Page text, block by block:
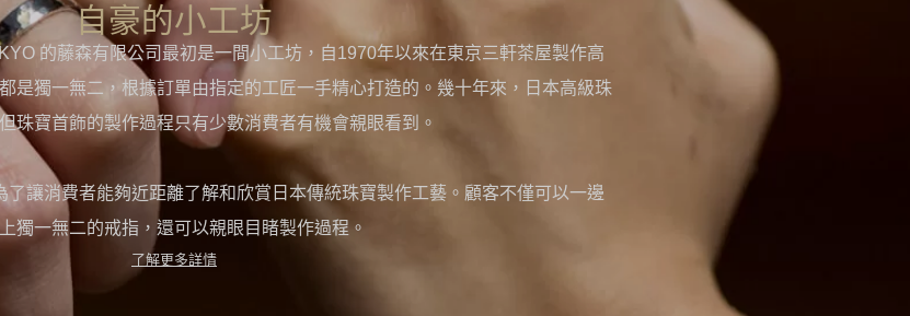
自豪的小工坊
的藤森有限公司最初是一間小工坊，自1970年以來在東京三軒茶屋製作高
是獨一無二，根據訂單由指定的工匠一手精心打造的。幾十年來，日本高級珠
珠寶首飾的製作過程只有少數消費者有機會親眼看到。
了讓消費者能夠近距離了解和欣賞日本傳統珠寶製作工藝。顧客不僅可以一邊
獨一無二的戒指，還可以親眼目睹製作過程。
了解更多詳情